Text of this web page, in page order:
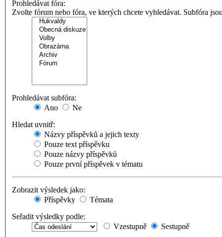
Prohledávat fóra:
Zvolte fórum nebo fóra, ve kterých chcete vyhledávat. Subfóra
Prohledávat subfóra:
Ano
Ne
Hledat uvnitř:
Názvy příspěvků a jejich texty
Pouze text příspěvku
Pouze názvy příspěvků
Pouze první příspěvek v tématu
Zobrazit výsledek jako:
Příspěvky
Témata
Seřadit výsledky podle:
Vzestupně
Sestupně